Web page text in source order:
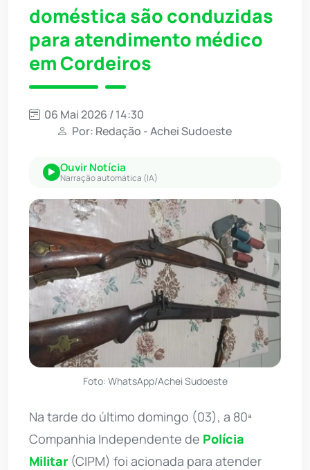
doméstica são conduzidas
para atendimento médico
em Cordeiros
06 Mai 2026 / 14:30
Por: Redação - Achei Sudoeste
Ouvir Notícia
Narração automática (IA)
Foto: WhatsApp/Achei Sudoeste
Na tarde do último domingo (03), a 80ª
Companhia Independente de Polícia
Militar (CIPM) foi acionada para atender